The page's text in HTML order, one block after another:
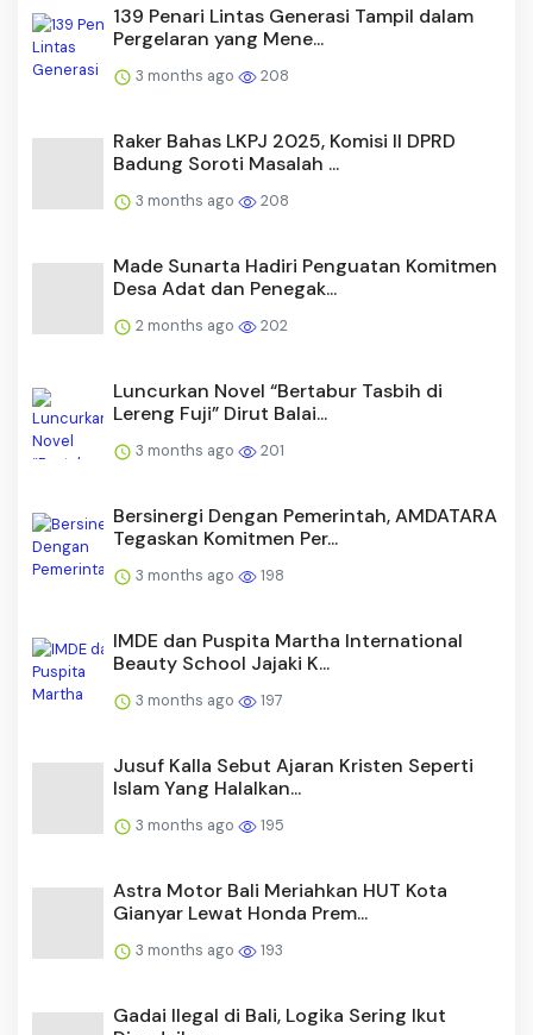
139 Penari Lintas Generasi Tampil dalam
Pergelaran yang Mene...
3 months ago 208
Raker Bahas LKPJ 2025, Komisi II DPRD
Badung Soroti Masalah ...
3 months ago 208
Made Sunarta Hadiri Penguatan Komitmen
Desa Adat dan Penegak...
2 months ago 202
Luncurkan Novel “Bertabur Tasbih di
Lereng Fuji” Dirut Balai...
3 months ago 201
Bersinergi Dengan Pemerintah, AMDATARA
Tegaskan Komitmen Per...
3 months ago 198
IMDE dan Puspita Martha International
Beauty School Jajaki K...
3 months ago 197
Jusuf Kalla Sebut Ajaran Kristen Seperti
Islam Yang Halalkan...
3 months ago 195
Astra Motor Bali Meriahkan HUT Kota
Gianyar Lewat Honda Prem...
3 months ago 193
Gadai Ilegal di Bali, Logika Sering Ikut